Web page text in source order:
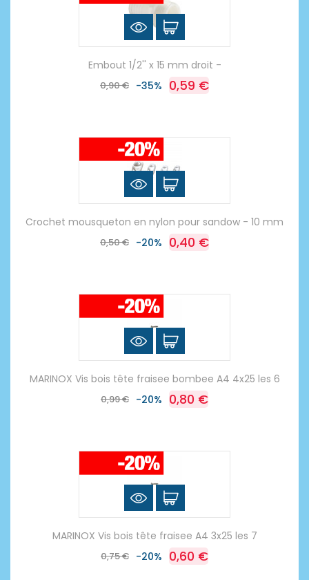
Embout 1/2'' x 15 mm droit -
0,90 € -35% 0,59 €
Crochet mousqueton en nylon pour sandow - 10 mm
0,50 € -20% 0,40 €
MARINOX Vis bois tête fraisee bombee A4 4x25 les 6
0,99 € -20% 0,80 €
MARINOX Vis bois tête fraisee A4 3x25 les 7
0,75 € -20% 0,60 €